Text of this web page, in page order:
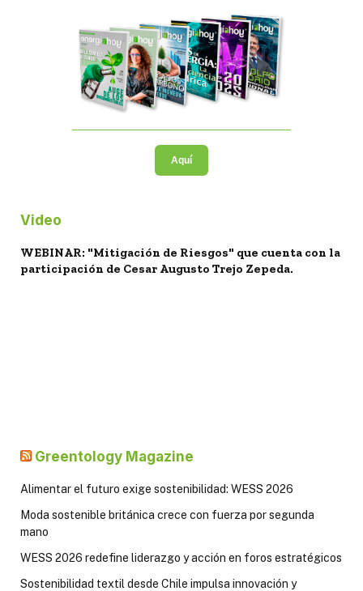
Aquí
Video
WEBINAR: "Mitigación de Riesgos" que cuenta con la
participación de Cesar Augusto Trejo Zepeda.
Greentology Magazine
Alimentar el futuro exige sostenibilidad: WESS 2026
Moda sostenible británica crece con fuerza por segunda
mano
WESS 2026 redefine liderazgo y acción en foros estratégicos
Sostenibilidad textil desde Chile impulsa innovación y